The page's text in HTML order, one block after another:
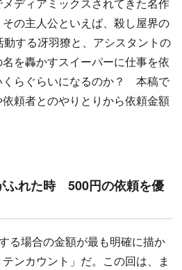
ディアミックスされてきた名作
その主人公といえば、殺し屋界の
する冴羽獠と、アシスタントの
を轟かすスイーパーに仕事を依
くらぐらいになるのか？ 本稿で
頼者とのやりとりから依頼金額
ふれた時 500円の依頼を優
る場合の金額が最も明確に描か
ンカウント」だ。この回は、ま